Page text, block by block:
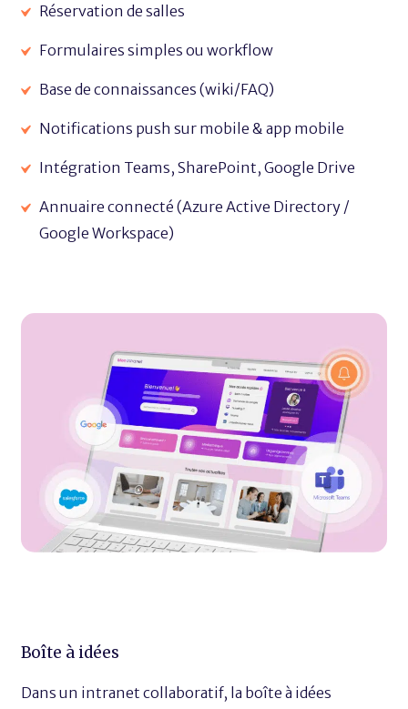
Réservation de salles
Formulaires simples ou workflow
Base de connaissances (wiki/FAQ)
Notifications push sur mobile & app mobile
Intégration Teams, SharePoint, Google Drive
Annuaire connecté (Azure Active Directory /
Google Workspace)
Boîte à idées
Dans un intranet collaboratif, la boîte à idées